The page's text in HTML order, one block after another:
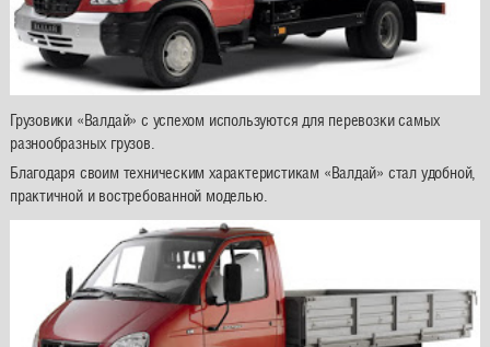
Грузовики «Валдай» с успехом используются для перевозки самых
разнообразных грузов.
Благодаря своим техническим характеристикам «Валдай» стал удобной,
практичной и востребованной моделью.